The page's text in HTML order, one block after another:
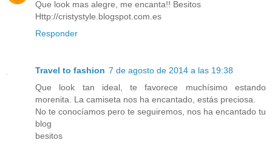
Que look mas alegre, me encanta!! Besitos
Http://cristystyle.blogspot.com.es
Responder
Travel to fashion 7 de agosto de 2014 a las 19:38
Que look tan ideal, te favorece muchísimo estando
morenita. La camiseta nos ha encantado, estás preciosa.
No te conocíamos pero te seguiremos, nos ha encantado tu
blog
besitos